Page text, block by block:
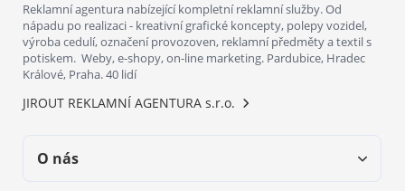
Reklamní agentura nabízející kompletní reklamní služby. Od
nápadu po realizaci - kreativní grafické koncepty, polepy vozidel,
výroba cedulí, označení provozoven, reklamní předměty a textil s
potiskem. Weby, e-shopy, on-line marketing. Pardubice, Hradec
Králové, Praha. 40 lidí
JIROUT REKLAMNÍ AGENTURA s.r.o.
O nás